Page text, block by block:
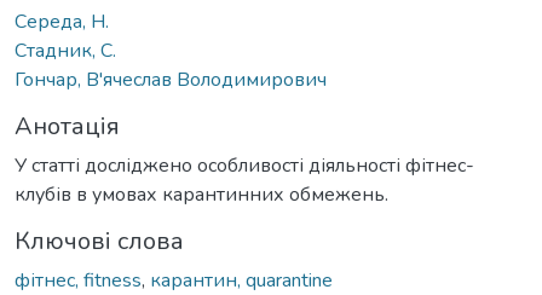
Середа, Н.
Стадник, С.
Гончар, В'ячеслав Володимирович
Анотація
У статті досліджено особливості діяльності фітнес-
клубів в умовах карантинних обмежень.
Ключові слова
фітнес, fitness, карантин, quarantine